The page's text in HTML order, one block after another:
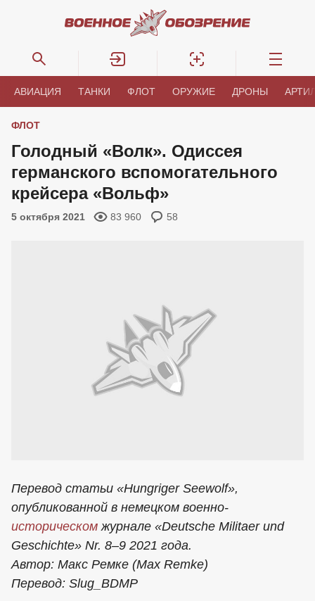
АВИАЦИЯ ТАНКИ ФЛОТ ОРУЖИЕ ДРОНЫ
ФЛОТ
Голодный «Волк». Одиссея
германского вспомогательного
крейсера «Вольф»
5 октября 2021 83 960 58
Перевод статьи «Hungriger Seewolf»,
опубликованной в немецком военно-
историческом журнале «Deutsche Militaer und
Geschichte» Nr. 8–9 2021 года.
Автор: Макс Ремке (Max Remke)
Перевод: Slug_BDMP